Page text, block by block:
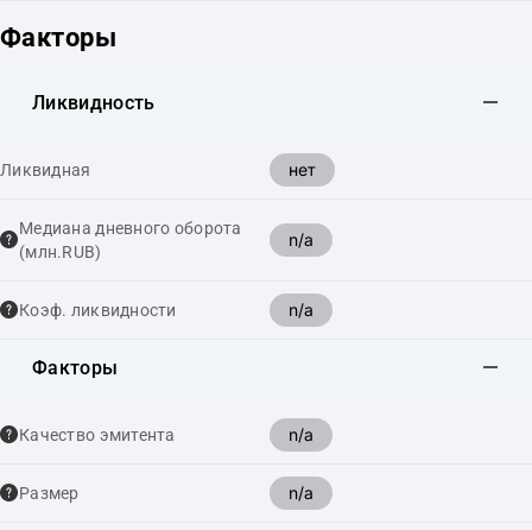
Факторы
Ликвидность
Ликвидная нет
Медиана дневного оборота
(млн.RUB)
n/a
Коэф. ликвидности n/a
Факторы
Качество эмитента n/a
Размер n/a